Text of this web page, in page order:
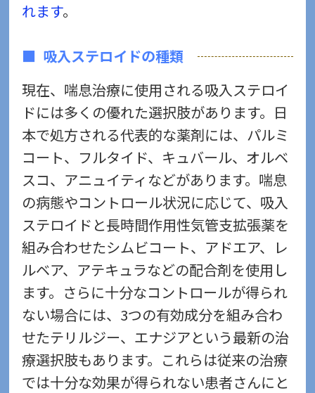
れます。
吸入ステロイドの種類
現在、喘息治療に使用される吸入ステロイ
ドには多くの優れた選択肢があります。日
本で処方される代表的な薬剤には、パルミ
コート、フルタイド、キュバール、オルベ
スコ、アニュイティなどがあります。喘息
の病態やコントロール状況に応じて、吸入
ステロイドと長時間作用性気管支拡張薬を
組み合わせたシムビコート、アドエア、レ
ルベア、アテキュラなどの配合剤を使用し
ます。さらに十分なコントロールが得られ
ない場合には、3つの有効成分を組み合わ
せたテリルジー、エナジアという最新の治
療選択肢もあります。これらは従来の治療
では十分な効果が得られない患者さんにと